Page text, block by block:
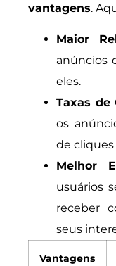
vantagens.
Maior
anúncios
eles.
Taxas de
os
de
Melhor
usuários
receber
seus
Vantagens